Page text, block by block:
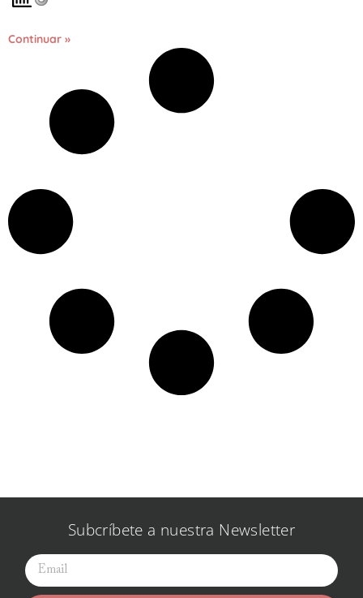
Continuar »
Subcríbete a nuestra Newsletter